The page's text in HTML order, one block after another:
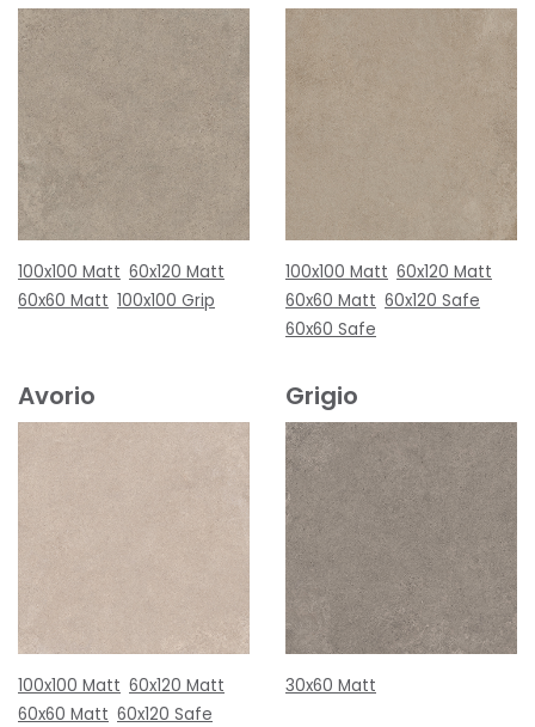
100x100 Matt 60x120 Matt
60x60 Matt 100x100 Grip
100x100 Matt 60x120 Matt
60x60 Matt 60x120 Safe
60x60 Safe
Avorio
100x100 Matt 60x120 Matt
60x60 Matt 60x120 Safe
Grigio
30x60 Matt